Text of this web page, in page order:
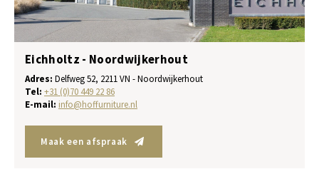
Eichholtz - Noordwijkerhout
Adres: Delfweg 52, 2211 VN - Noordwijkerhout
Tel: +31 (0)70 449 22 86
E-mail: info@hoffurniture.nl
Maak een afspraak